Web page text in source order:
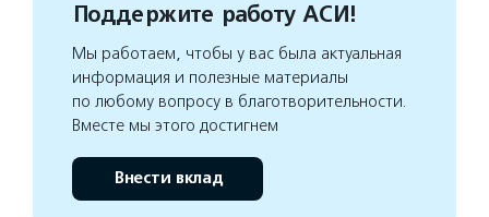
Поддержите работу АСИ!
Мы работаем, чтобы у вас была актуальная
информация и полезные материалы
по любому вопросу в благотворительности.
Вместе мы этого достигнем
Внести вклад